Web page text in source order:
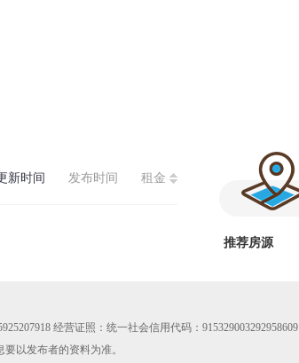
租金
发布时间
新时间
推荐房源
经营证照：统一社会信用代码：915329003292958609
以发布者的资料为准。